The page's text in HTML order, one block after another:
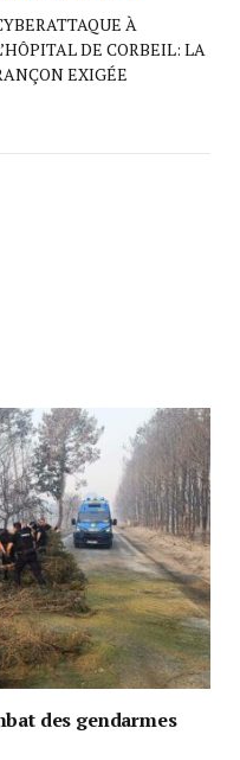
À
DE CORBEIL: LA
EXIGÉE
des gendarmes